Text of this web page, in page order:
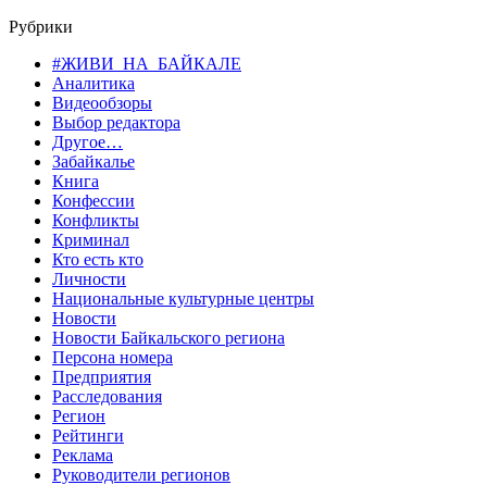
Рубрики
#ЖИВИ_НА_БАЙКАЛЕ
Аналитика
Видеообзоры
Выбор редактора
Другое…
Забайкалье
Книга
Конфессии
Конфликты
Криминал
Кто есть кто
Личности
Национальные культурные центры
Новости
Новости Байкальского региона
Персона номера
Предприятия
Расследования
Регион
Рейтинги
Реклама
Руководители регионов